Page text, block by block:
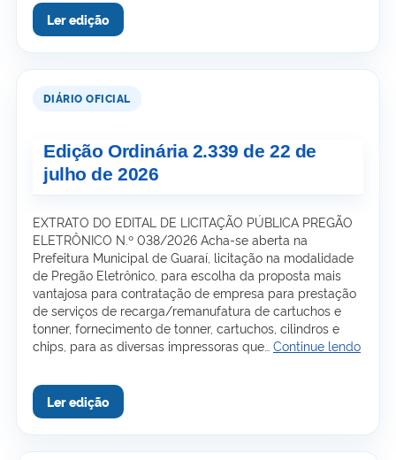
de
julho
Edição Ordinária 2.339 de 22 de
julho de 2026
EXTRATO DO EDITAL DE LICITAÇÃO PÚBLICA PREGÃO
ELETRÔNICO N.º 038/2026 Acha-se aberta na
Prefeitura Municipal de Guaraí, licitação na modalidade
de Pregão Eletrônico, para escolha da proposta mais
vantajosa para contratação de empresa para prestação
de serviços de recarga/remanufatura de cartuchos e
tonner, fornecimento de tonner, cartuchos, cilindros e
chips, para as diversas impressoras que… Continue lendo
de
julho